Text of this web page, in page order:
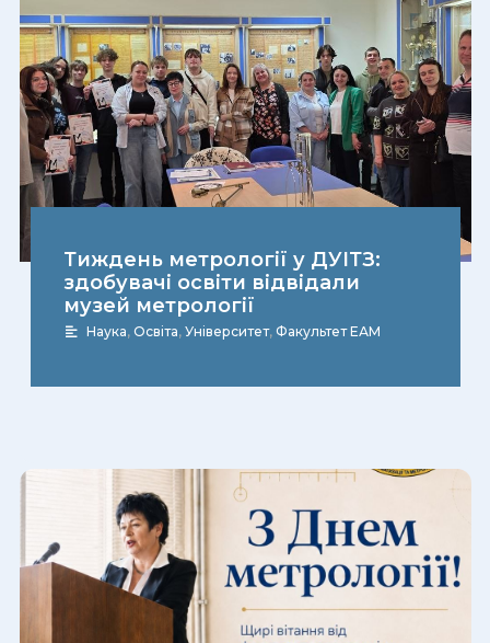
Тиждень метрології у ДУІТЗ:
здобувачі освіти відвідали
музей метрології
Наука, Освіта, Університет, Факультет ЕАМ